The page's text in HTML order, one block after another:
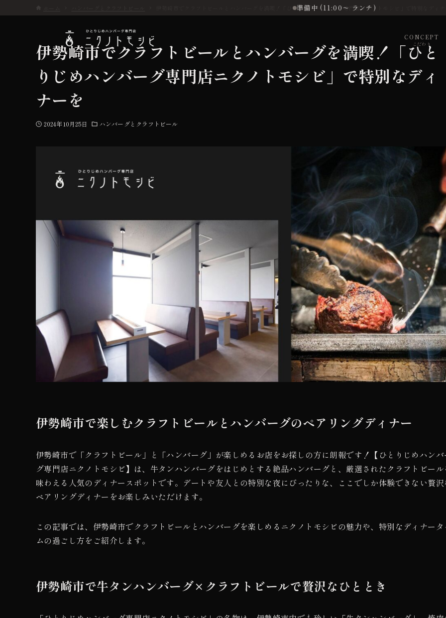
準備中 (11:00〜 ランチ)
CONCEPT
こだわり
こだわり
お品書き
店舗情報
伊勢崎市でクラフトビールとハンバーグを満喫！「ひとりじめハンバーグ専門店ニクノトモシビ」で特別なディナ
伊勢崎市でクラフトビールとハンバーグを満喫！「ひと
りじめハンバーグ専門店ニクノトモシビ」で特別なディ
ナーを
2024年10月25日 ハンバーグとクラフトビール
伊勢崎市で楽しむクラフトビールとハンバーグのペアリングディナー
伊勢崎市で「クラフトビール」と「ハンバーグ」が楽しめるお店をお探しの方に朗報です！【ひとりじめハンバ
グ専門店ニクノトモシビ】は、牛タンハンバーグをはじめとする絶品ハンバーグと、厳選されたクラフトビール
味わえる人気のディナースポットです。デートや友人との特別な夜にぴったりな、ここでしか体験できない贅沢
ペアリングディナーをお楽しみいただけます。
この記事では、伊勢崎市でクラフトビールとハンバーグを楽しめるニクノトモシビの魅力や、特別なディナータ
ムの過ごし方をご紹介します。
伊勢崎市で牛タンハンバーグ×クラフトビールで贅沢なひととき